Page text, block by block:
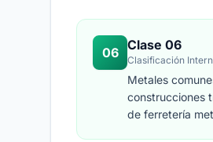
06 Clase 06
Clasificación
Metales
construcciones
de ferretería